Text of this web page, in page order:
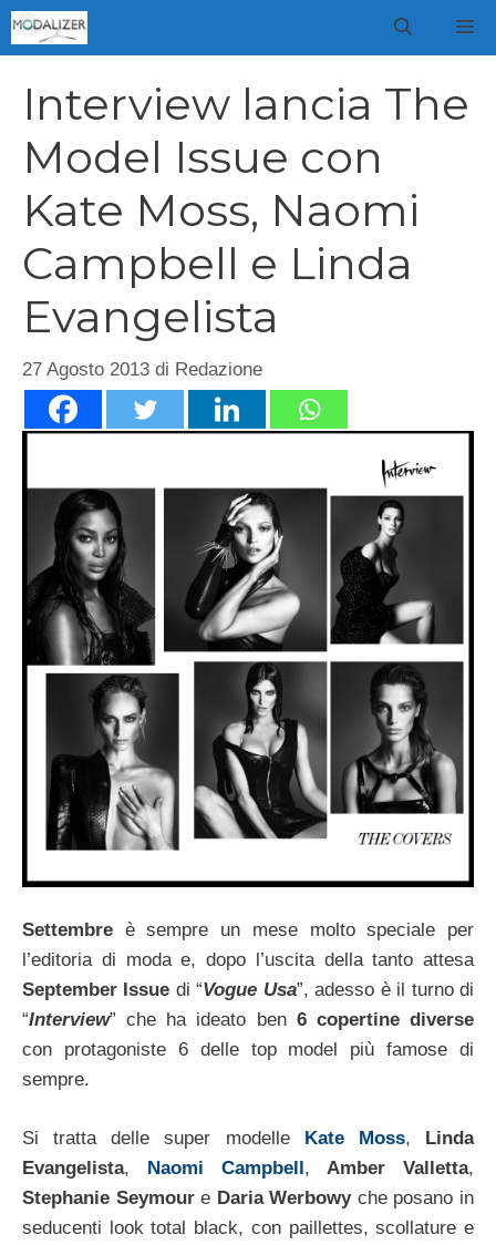
Vai
al
Interview lancia The
Model Issue con
Kate Moss, Naomi
Campbell e Linda
Evangelista
27 Agosto 2013 di Redazione
Settembre è sempre un mese molto speciale per
l’editoria di moda e, dopo l’uscita della tanto attesa
September Issue di “Vogue Usa”, adesso è il turno di
“Interview” che ha ideato ben 6 copertine diverse
con protagoniste 6 delle top model più famose di
sempre.
Si tratta delle super modelle Kate Moss, Linda
Evangelista, Naomi Campbell,Amber Valletta,
Stephanie Seymoure Daria Werbowyche posano in
seducenti look total black, con paillettes, scollature e